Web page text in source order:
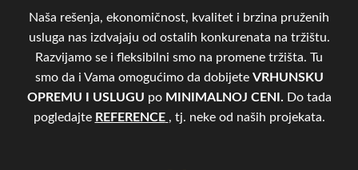
Naša rešenja, ekonomičnost, kvalitet i brzina pruženih
usluga nas izdvajaju od ostalih konkurenata na tržištu.
Razvijamo se i fleksibilni smo na promene tržišta. Tu
smo da i Vama omogućimo da dobijete VRHUNSKU
OPREMU I USLUGU po MINIMALNOJ CENI. Do tada
pogledajte REFERENCE , tj. neke od naših projekata.